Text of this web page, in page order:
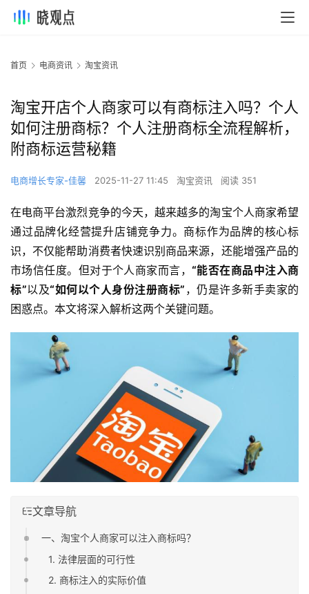
首页 电商资讯 淘宝资讯
淘宝开店个人商家可以有商标注入吗？个人
如何注册商标？个人注册商标全流程解析，
附商标运营秘籍
电商增长专家-佳馨 2025-11-27 11:45 淘宝资讯 阅读 351
在电商平台激烈竞争的今天，越来越多的淘宝个人商家希望
通过品牌化经营提升店铺竞争力。商标作为品牌的核心标
识，不仅能帮助消费者快速识别商品来源，还能增强产品的
市场信任度。但对于个人商家而言，“能否在商品中注入商
标”以及“如何以个人身份注册商标” ，仍是许多新手卖家的
困惑点。本文将深入解析这两个关键问题。
文章导航
一、淘宝个人商家可以注入商标吗？
1. 法律层面的可行性
2. 商标注入的实际价值